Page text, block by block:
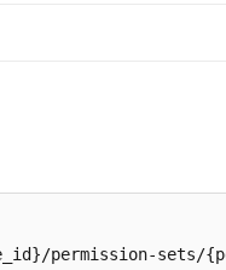
permission-sets/